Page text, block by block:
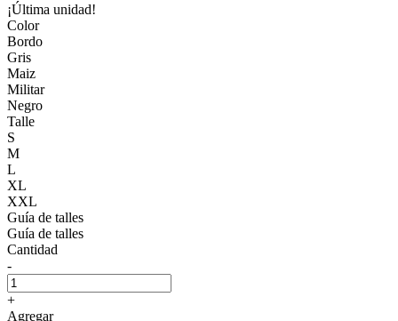
¡Última unidad!
Color
Bordo
Gris
Maiz
Militar
Negro
Talle
S
M
L
XL
XXL
Guía de talles
Guía de talles
Cantidad
-
+
Agregar